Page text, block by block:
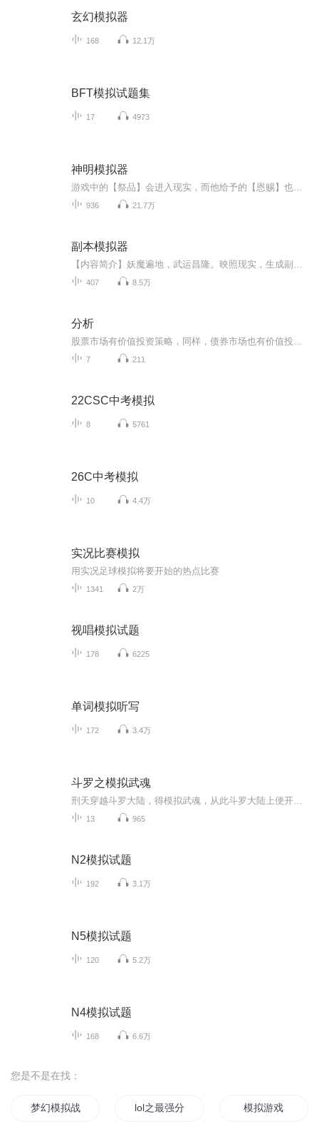
玄幻模拟器
168 12.1万
BFT模拟试题集
17 4973
神明模拟器
936 21.7万
副本模拟器
407 8.5万
分析
7 211
22CSC中考模拟
8 5761
26C中考模拟
10 4.4万
实况比赛模拟
用实况足球模拟将要开始的热点比赛
1341 2万
视唱模拟试题
178 6225
单词模拟听写
172 3.4万
斗罗之模拟武魂
13 965
N2模拟试题
192 3.1万
N5模拟试题
120 5.2万
N4模拟试题
168 6.6万
您是不是在找：
梦幻模拟战 lol之最强分析师 模拟游戏